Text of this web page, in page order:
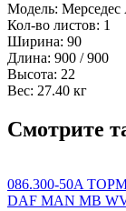
Модель:
Кол-во листов: 1
Ширина: 90
Длина: 900 / 900
Высота: 22
Вес: 27.40 кг
Смотрите
086.300-50A
DAF MAN MB